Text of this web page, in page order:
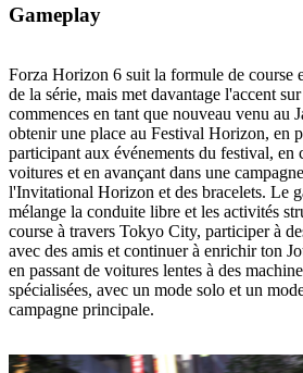
Gameplay
Forza Horizon 6 suit la formule de course
de la série, mais met davantage l'accent
commences en tant que nouveau venu au
obtenir une place au Festival Horizon, en
participant aux événements du festival, en
voitures et en avançant dans une
l'Invitational Horizon et des bracelets. Le
mélange la conduite libre et les activités
course à travers Tokyo City, participer à
avec des amis et continuer à enrichir ton
en passant de voitures lentes à des
spécialisées, avec un mode solo et un
campagne principale.